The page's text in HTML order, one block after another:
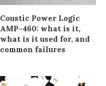
Coustic Power Logic
AMP-460: what is it,
what is it used for, and
common failures